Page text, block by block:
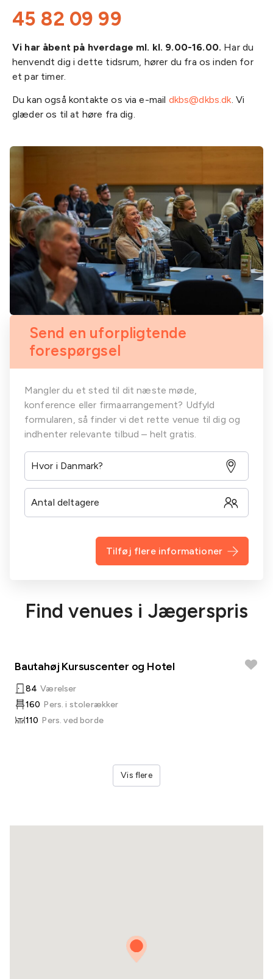
45 82 09 99
Vi har åbent på hverdage ml. kl. 9.00-16.00. Har du
henvendt dig i dette tidsrum, hører du fra os inden for
et par timer.
Du kan også kontakte os via e-mail dkbs@dkbs.dk. Vi
glæder os til at høre fra dig.
Send en uforpligtende
forespørgsel
Mangler du et sted til dit næste møde,
konference eller firmaarrangement? Udfyld
formularen, så finder vi det rette venue til dig og
indhenter relevante tilbud – helt gratis.
Tilføj flere informationer
Find venues i Jægerspris
Bautahøj Kursuscenter og Hotel
84 Værelser
160 Pers. i stolerækker
110 Pers. ved borde
Vis flere